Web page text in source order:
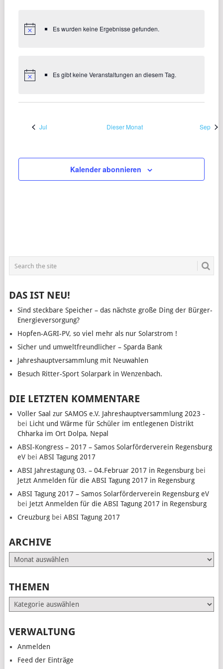
Es wurden keine Ergebnisse gefunden.
Es gibt keine Veranstaltungen an diesem Tag.
Jul Dieser Monat Sep
Kalender abonnieren
DAS IST NEU!
Sind steckbare Speicher – das nächste große Ding der Bürger-
Energieversorgung?
Hopfen-AGRI-PV, so viel mehr als nur Solarstrom !
Sicher und umweltfreundlicher – Sparda Bank
Jahreshauptversammlung mit Neuwahlen
Besuch Ritter-Sport Solarpark in Wenzenbach.
DIE LETZTEN KOMMENTARE
Voller Saal zur SAMOS e.V. Jahreshauptversammlung 2023 -
bei Licht und Wärme für Schüler im entlegenen Distrikt
Chharka im Ort Dolpa, Nepal
ABSI-Kongress – 2017 – Samos Solarförderverein Regensburg
eVbei ABSI Tagung 2017
ABSI Jahrestagung 03. – 04.Februar 2017 in Regensburgbei
Jetzt Anmelden für die ABSI Tagung 2017 in Regensburg
ABSI Tagung 2017 – Samos Solarförderverein Regensburg eV
bei Jetzt Anmelden für die ABSI Tagung 2017 in Regensburg
Creuzburgbei ABSI Tagung 2017
ARCHIVE
Archive
THEMEN
Themen
VERWALTUNG
Anmelden
Feed der Einträge